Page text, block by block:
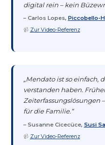
digital rein – kein
– Carlos Lopes, Piccobello-
📹 Zur Video-Referenz
„Mendato ist so einfach,
verstanden haben.
Zeiterfassungslösungen
für die Familie.“
– Susanne Cicecüce, Susi
📹 Zur Video-Referenz